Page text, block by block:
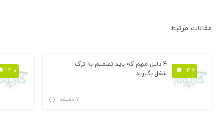
مقالات مرتبط
۴.۶
۴ دلیل مهم که باید تصمیم به ترک
شغل بگیرید
۷ دقیقه
۴.۰